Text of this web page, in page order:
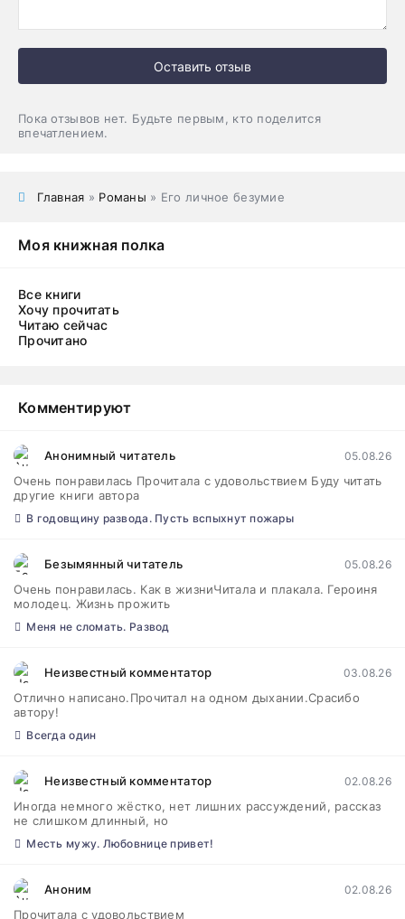
Оставить отзыв
Пока отзывов нет. Будьте первым, кто поделится
впечатлением.
Главная » Романы » Его личное безумие
Моя книжная полка
Все книги
Хочу прочитать
Читаю сейчас
Прочитано
Комментируют
Анонимный читатель 05.08.26
Очень понравилась Прочитала с удовольствием Буду читать
другие книги автора
В годовщину развода. Пусть вспыхнут пожары
Безымянный читатель 05.08.26
Очень понравилась. Как в жизниЧитала и плакала. Героиня
молодец. Жизнь прожить
Меня не сломать. Развод
Неизвестный комментатор 03.08.26
Отлично написано.Прочитал на одном дыхании.Срасибо
автору!
Всегда один
Неизвестный комментатор 02.08.26
Иногда немного жёстко, нет лишних рассуждений, рассказ
не слишком длинный, но
Месть мужу. Любовнице привет!
Аноним 02.08.26
Прочитала с удовольствием